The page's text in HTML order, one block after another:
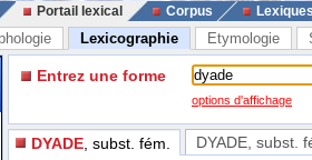
Portail lexical Corpus
Lexicographie Etymologie
Entrez une forme
options d'affichage
DYADE , subst. fém. DYADE, subst.